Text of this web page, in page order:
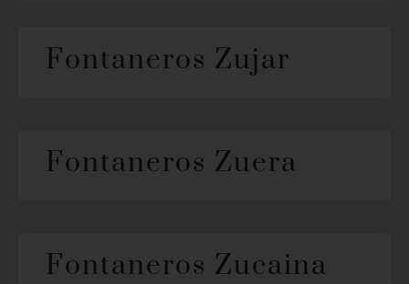
Fontaneros Zujar
Fontaneros Zuera
Fontaneros Zucaina